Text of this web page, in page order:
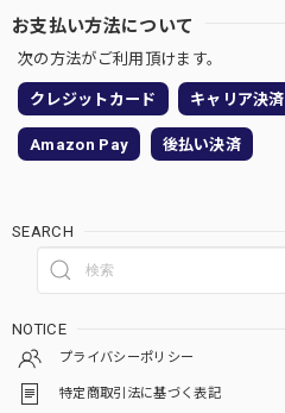
お支払い方法について
次の方法がご利用頂けます。
クレジットカード キャリア決済
Amazon Pay 後払い決済
SEARCH
NOTICE
プライバシーポリシー
特定商取引法に基づく表記